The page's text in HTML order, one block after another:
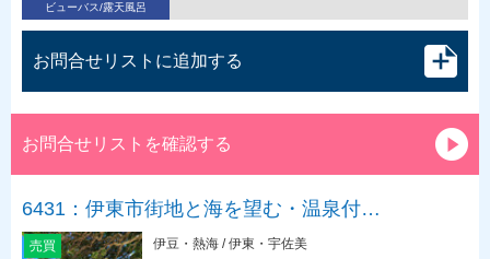
ビューバス/露天風呂
お問合せリストに追加する
お問合せリストを確認する
6431：伊東市街地と海を望む・温泉付…
売買
伊豆・熱海 / 伊東・宇佐美